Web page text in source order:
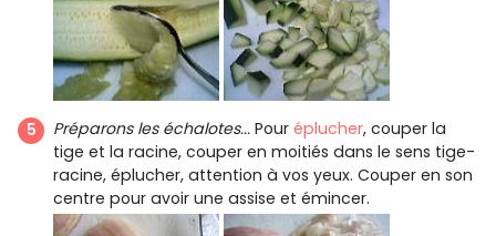
Préparons les échalotes... Pour éplucher, couper la
tige et la racine, couper en moitiés dans le sens tige-
racine, éplucher, attention à vos yeux. Couper en son
centre pour avoir une assise et émincer.